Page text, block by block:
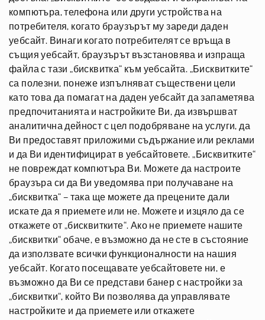
компютъра, телефона или други устройства на
потребителя, когато браузърът му зареди даден
уебсайт. Винаги когато потребителят се връща в
същия уебсайт, браузърът възстановява и изпраща
файла с тази „бисквитка“ към уебсайта. „Бисквитките“
са полезни, понеже изпълняват съществени цели
като това да помагат на даден уебсайт да запаметява
предпочитанията и настройките Ви, да извършват
аналитична дейност с цел подобряване на услуги, да
Ви предоставят приложими съдържание или реклами
и да Ви идентифицират в уебсайтовете. „Бисквитките“
не повреждат компютъра Ви. Можете да настроите
браузъра си да Ви уведомява при получаване на
„бисквитка“ – така ще можете да прецените дали
искате да я приемете или не. Можете и изцяло да се
откажете от „бисквитките“. Ако не приемете нашите
„бисквитки“ обаче, е възможно да не сте в състояние
да използвате всички функционалности на нашия
уебсайт. Когато посещавате уебсайтовете ни, е
възможно да Ви се представи банер с настройки за
„бисквитки“, който Ви позволява да управлявате
настройките и да приемете или откажете